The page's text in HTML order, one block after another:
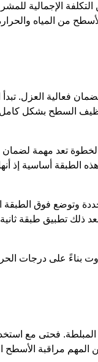
الإجمالية
من المياه
فعالية العزل. تبدأ
السطح بشكل
الخطوة تعد مهمة
الطبقة أساسية إذ
وتوضع فوق الطبقة
ذلك تطبيق طبقة
بناءً على درجات
فحتى مع
مراقبة الأسطح